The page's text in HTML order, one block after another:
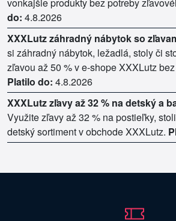
do: 4.8.2026
XXXLutz záhradný nábytok so
si záhradný nábytok, ležadlá, stoly či
zľavou až 50 % v e-shope XXXLutz
Platilo do: 4.8.2026
XXXLutz zľavy až 32 % na detský a
Využite zľavy až 32 % na postieľky,
detský sortiment v obchode XXXLutz.